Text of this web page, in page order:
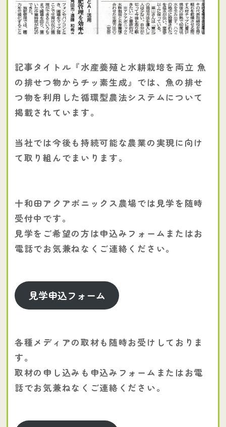
記事タイトル『水産養殖と水耕栽培を両立 魚
の排せつ物からチッ素生成』では、魚の排せ
つ物を利用した循環型農法システムについて
掲載されています。
当社では今後も持続可能な農業の実現に向け
て取り組んでまいります。
十和田アクアポニックス農場では見学を随時
受付中です。
見学をご希望の方は申込みフォームまたはお
電話でお気兼ねなくご連絡ください。
見学申込フォーム
各種メディアの取材も随時お受けしておりま
す。
取材の申し込みも申込みフォームまたはお電
話でお気兼ねなくご連絡ください。